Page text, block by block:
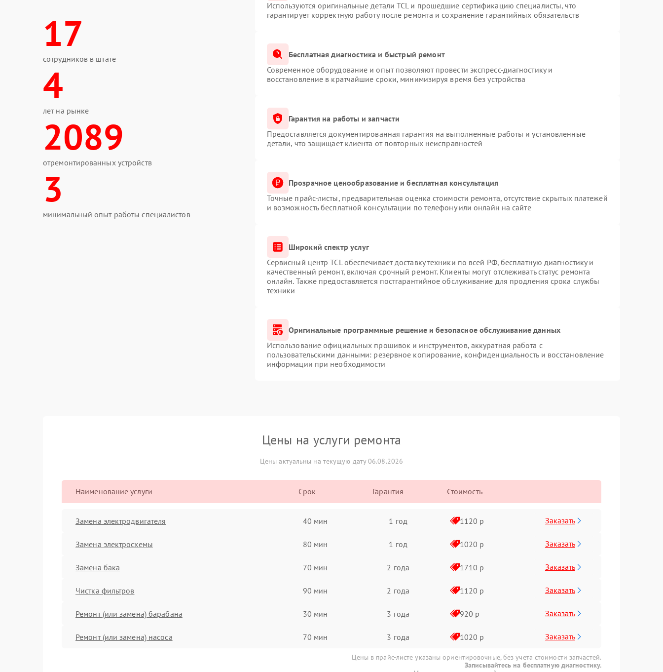
17
сотрудников в штате
4
лет на рынке
2089
отремонтированных устройств
3
минимальный опыт работы специалистов
Используются оригинальные детали TCL и прошедшие сертификацию специалисты, что
гарантирует корректную работу после ремонта и сохранение гарантийных обязательств
Бесплатная диагностика и быстрый ремонт
Современное оборудование и опыт позволяют провести экспресс-диагностику и
восстановление в кратчайшие сроки, минимизируя время без устройства
Гарантия на работы и запчасти
Предоставляется документированная гарантия на выполненные работы и установленные
детали, что защищает клиента от повторных неисправностей
Прозрачное ценообразование и бесплатная консультация
Точные прайс-листы, предварительная оценка стоимости ремонта, отсутствие скрытых платежей
и возможность бесплатной консультации по телефону или онлайн на сайте
Широкий спектр услуг
Сервисный центр TCL обеспечивает доставку техники по всей РФ, бесплатную диагностику и
качественный ремонт, включая срочный ремонт. Клиенты могут отслеживать статус ремонта
онлайн. Также предоставляется постгарантийное обслуживание для продления срока службы
техники
Оригинальные программные решение и безопасное обслуживание данных
Использование официальных прошивок и инструментов, аккуратная работа с
пользовательскими данными: резервное копирование, конфиденциальность и восстановление
информации при необходимости
Цены на услуги ремонта
Цены актуальны на текущую дату 06.08.2026
Наименование услуги Срок Гарантия Стоимость
Замена электродвигателя 40 мин 1 год 1120 р Заказать
Замена электросхемы 80 мин 1 год 1020 р Заказать
Замена бака 70 мин 2 года 1710 р Заказать
Чистка фильтров 90 мин 2 года 1120 р Заказать
Ремонт (или замена) барабана 30 мин 3 года 920 р Заказать
Ремонт (или замена) насоса 70 мин 3 года 1020 р Заказать
Цены в прайс-листе указаны ориентировочные, без учета стоимости запчастей.
Записывайтесь на бесплатную диагностику.